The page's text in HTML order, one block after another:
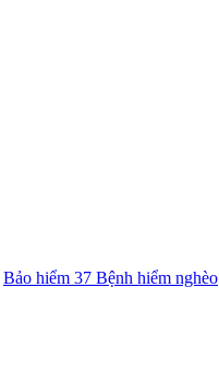
Bảo hiểm 37 Bệnh hiểm nghèo